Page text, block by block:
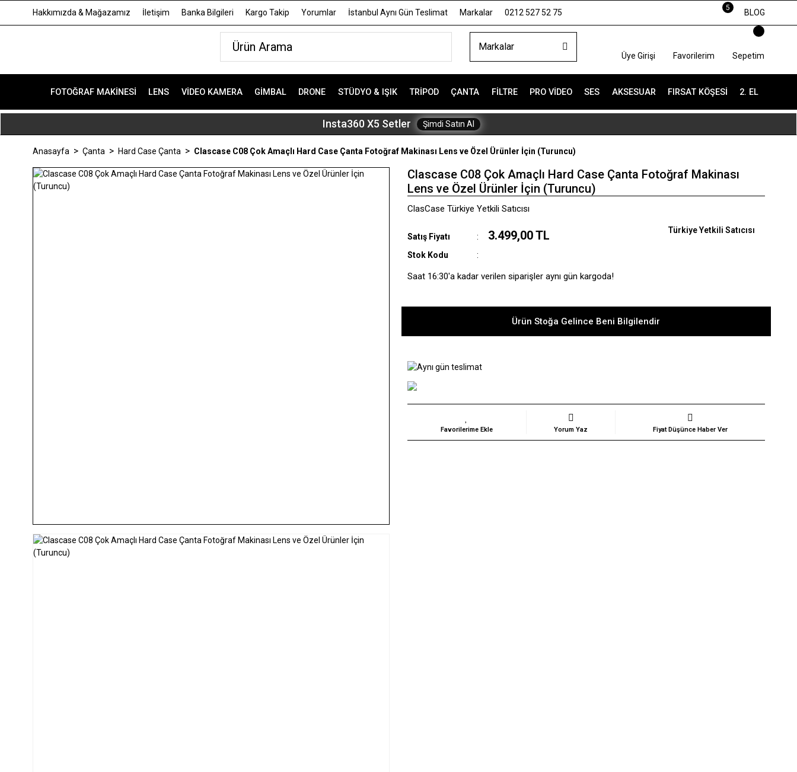
Hakkımızda & Mağazamız İletişim Banka Bilgileri Kargo Takip Yorumlar İstanbul Aynı Gün Teslimat Markalar 0212 527 52 75
5
BLOG
Markalar
Üye Girişi Favorilerim Sepetim
FOTOĞRAF MAKINESI LENS VIDEO KAMERA GIMBAL DRONE STÜDYO & IŞIK TRIPOD ÇANTA FILTRE PRO VIDEO SES AKSESUAR FIRSAT KÖŞESI 2. EL
Insta360 X5 Setler Şimdi Satın Al
Anasayfa Çanta Hard Case Çanta Clascase C08 Çok Amaçlı Hard Case Çanta Fotoğraf Makinası Lens ve Özel Ürünler İçin (Turuncu)
Clascase C08 Çok Amaçlı Hard Case Çanta Fotoğraf Makinası
Lens ve Özel Ürünler İçin (Turuncu)
ClasCase Türkiye Yetkili Satıcısı
Satış Fiyatı 3.499,00 TL
Stok Kodu
Türkiye Yetkili Satıcısı
Saat 16:30'a kadar verilen siparişler aynı gün kargoda!
Ürün Stoğa Gelince Beni Bilgilendir
Yorum Yaz Fiyat Düşünce Haber Ver